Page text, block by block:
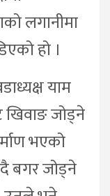
लगानीमा
हो ।
याम
खिवाङ जोड्ने
भएको
बगर जोड्ने